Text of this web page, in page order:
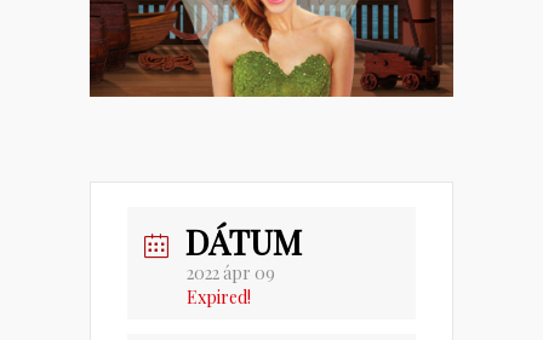
DÁTUM
2022 ápr 09
Expired!